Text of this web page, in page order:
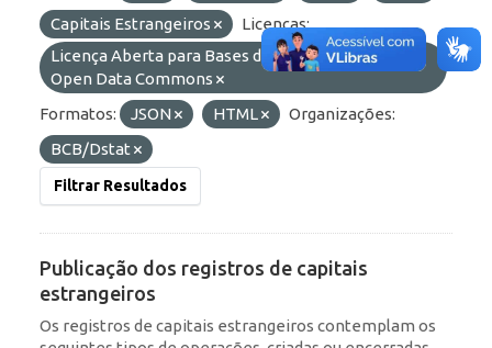
Capitais Estrangeiros
Licenças:
Licença Aberta para Bases de Dados (ODbL) do
Open Data Commons
Formatos:
JSON HTML
Organizações:
BCB/Dstat
Filtrar Resultados
Publicação dos registros de capitais
estrangeiros
Os registros de capitais estrangeiros contemplam os